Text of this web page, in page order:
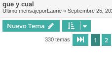
que y cual
Último mensajeporLaurie « Septiembre 25,
Nuevo Tema
330 temas Página
1 2